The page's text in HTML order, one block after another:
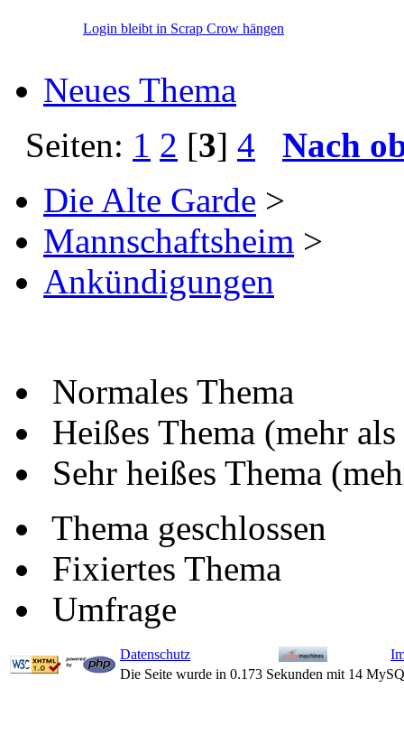
Login bleibt in Scrap Crow hängen
Neues Thema
Seiten: 1 2 [3] 4
Nach
Die Alte Garde >
Mannschaftsheim >
Ankündigungen
Normales Thema
Heißes Thema (mehr
Sehr heißes Thema
Thema geschlossen
Fixiertes Thema
Umfrage
Datenschutz
Die Seite wurde in 0.173 Sekunden mit 14